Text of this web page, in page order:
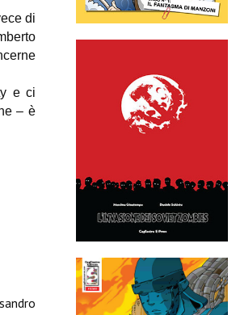
di
e ci
– è